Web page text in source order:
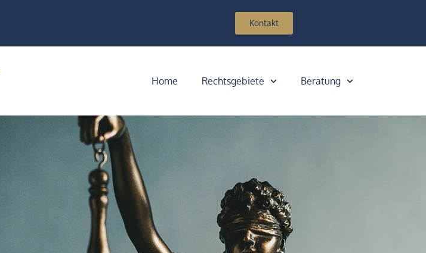
Kontakt
Home Rechtsgebiete Beratung